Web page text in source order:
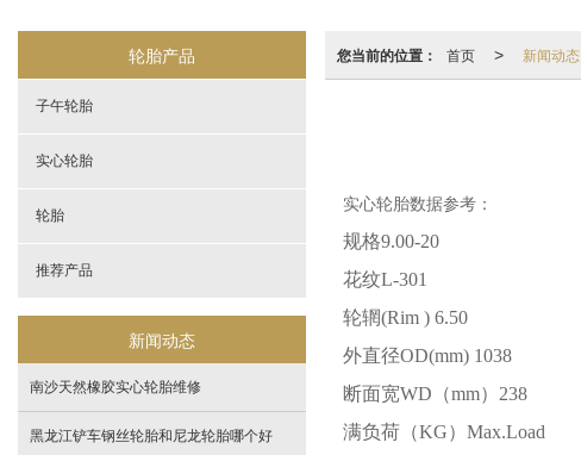
您当前的位置： 首页 > 新闻动态
实心轮胎数据参考：
规格9.00-20
花纹L-301
轮辋(Rim ) 6.50
外直径OD(mm) 1038
断面宽WD （mm） 238
满负荷（KG） Max.Load
轮胎产品
子午轮胎
实心轮胎
轮胎
推荐产品
新闻动态
南沙天然橡胶实心轮胎维修
黑龙江铲车钢丝轮胎和尼龙轮胎哪个好